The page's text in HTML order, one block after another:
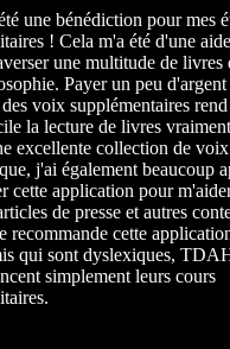
une bénédiction pour mes
! Cela m'a été d'une
une multitude de livres
Payer un peu
voix supplémentaires
la lecture de livres
excellente collection de
j'ai également beaucoup
cette application pour
de presse et autres
recommande cette
qui sont dyslexiques,
simplement leurs cours